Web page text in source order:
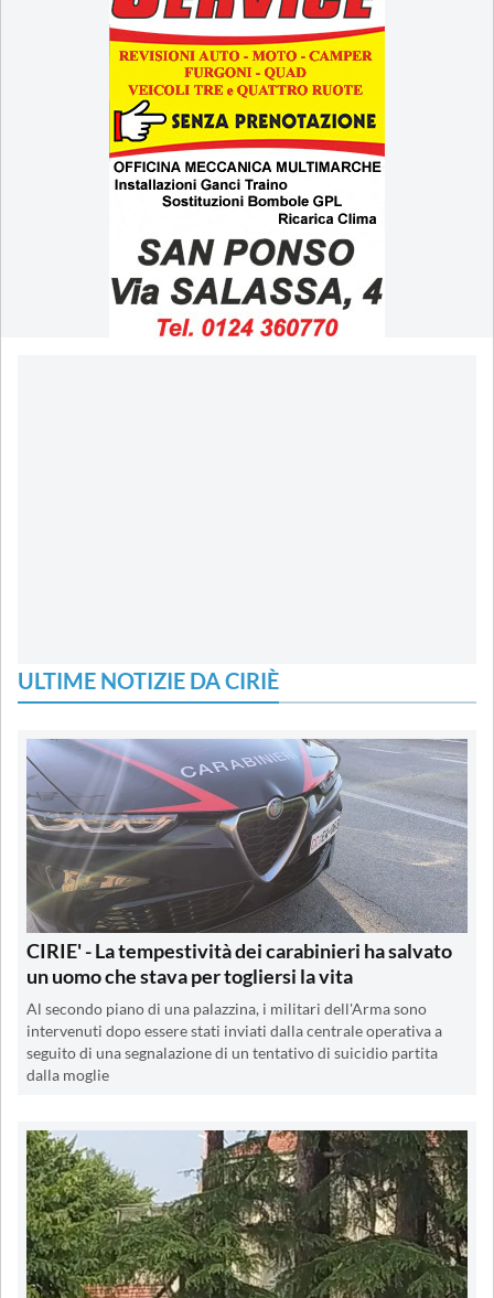
ULTIME NOTIZIE DA CIRIÈ
CIRIE' - La tempestività dei carabinieri ha salvato
un uomo che stava per togliersi la vita
Al secondo piano di una palazzina, i militari dell'Arma sono
intervenuti dopo essere stati inviati dalla centrale operativa a
seguito di una segnalazione di un tentativo di suicidio partita
dalla moglie